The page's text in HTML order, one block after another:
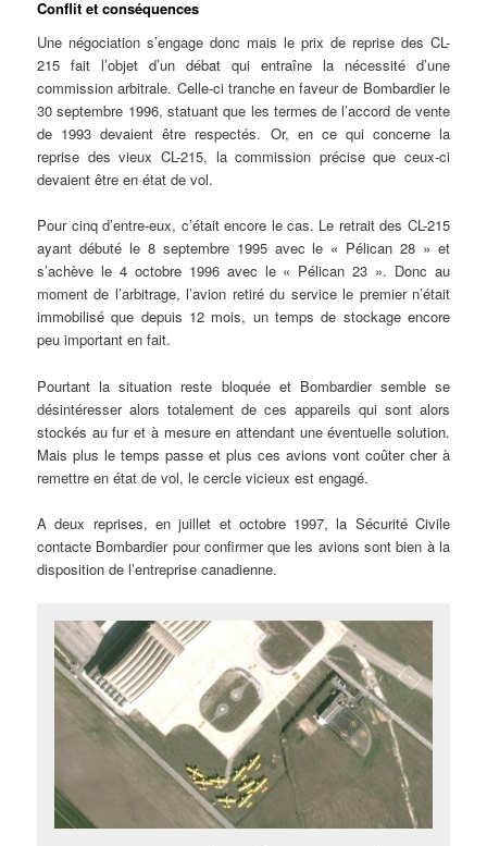
Conflit et conséquences
Une négociation s’engage donc mais le prix de reprise des CL-
215 fait l’objet d’un débat qui entraîne la nécessité d’une
commission arbitrale. Celle-ci tranche en faveur de Bombardier le
30 septembre 1996, statuant que les termes de l’accord de vente
de 1993 devaient être respectés. Or, en ce qui concerne la
reprise des vieux CL-215, la commission précise que ceux-ci
devaient être en état de vol.
Pour cinq d’entre-eux, c’était encore le cas. Le retrait des CL-215
ayant débuté le 8 septembre 1995 avec le « Pélican 28 » et
s’achève le 4 octobre 1996 avec le « Pélican 23 ». Donc au
moment de l’arbitrage, l’avion retiré du service le premier n’était
immobilisé que depuis 12 mois, un temps de stockage encore
peu important en fait.
Pourtant la situation reste bloquée et Bombardier semble se
désintéresser alors totalement de ces appareils qui sont alors
stockés au fur et à mesure en attendant une éventuelle solution.
Mais plus le temps passe et plus ces avions vont coûter cher à
remettre en état de vol, le cercle vicieux est engagé.
A deux reprises, en juillet et octobre 1997, la Sécurité Civile
contacte Bombardier pour confirmer que les avions sont bien à la
disposition de l’entreprise canadienne.